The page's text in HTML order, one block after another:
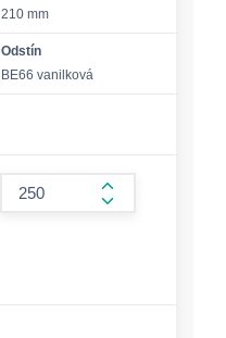
210 mm
Odstín
BE66 vanilková
form.increase-